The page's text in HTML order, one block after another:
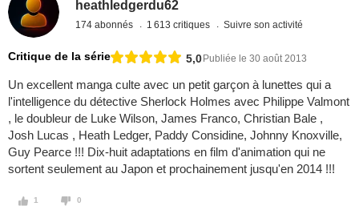
heathledgerdu62
174 abonnés 1 613 critiques Suivre son activité
Critique de la série 5,0 Publiée le 30 août 2013
Un excellent manga culte avec un petit garçon à lunettes qui a
l'intelligence du détective Sherlock Holmes avec Philippe Valmont
, le doubleur de Luke Wilson, James Franco, Christian Bale ,
Josh Lucas , Heath Ledger, Paddy Considine, Johnny Knoxville,
Guy Pearce !!! Dix-huit adaptations en film d'animation qui ne
sortent seulement au Japon et prochainement jusqu'en 2014 !!!
1 0